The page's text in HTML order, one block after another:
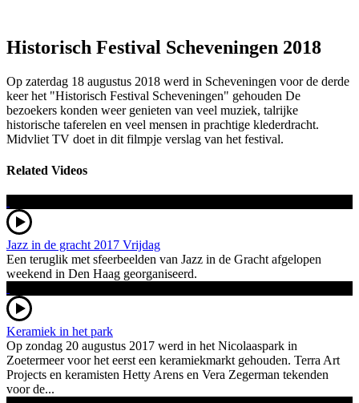
Historisch Festival Scheveningen 2018
Op zaterdag 18 augustus 2018 werd in Scheveningen voor de derde
keer het "Historisch Festival Scheveningen" gehouden De
bezoekers konden weer genieten van veel muziek, talrijke
historische taferelen en veel mensen in prachtige klederdracht.
Midvliet TV doet in dit filmpje verslag van het festival.
Related Videos
Jazz in de gracht 2017 Vrijdag
Een teruglik met sfeerbeelden van Jazz in de Gracht afgelopen
weekend in Den Haag georganiseerd.
Keramiek in het park
Op zondag 20 augustus 2017 werd in het Nicolaaspark in
Zoetermeer voor het eerst een keramiekmarkt gehouden. Terra Art
Projects en keramisten Hetty Arens en Vera Zegerman tekenden
voor de...